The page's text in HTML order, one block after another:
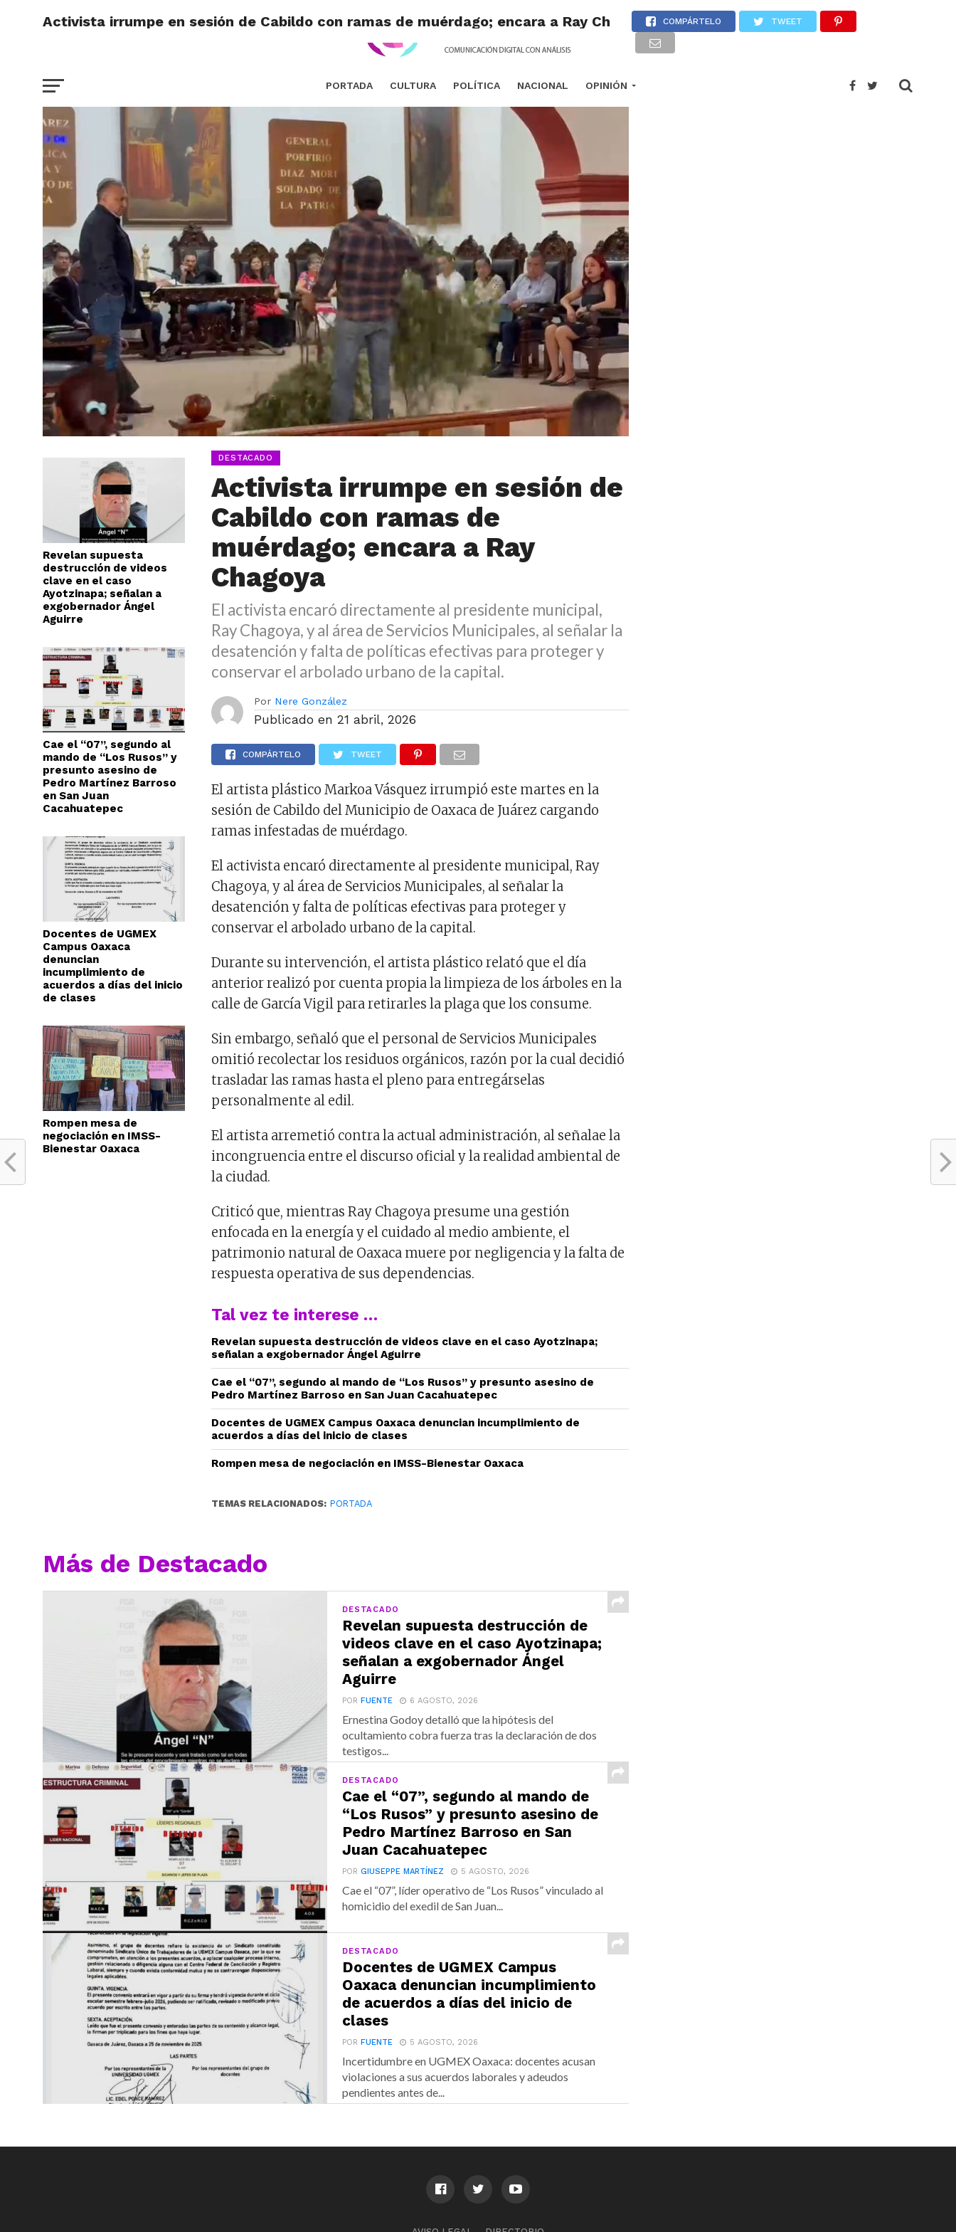
PORTADA CULTURA POLÍTICA NACIONAL OPINIÓN
Activista irrumpe en sesión de Cabildo con ramas de muérdago; encara a Ray Chagoya COMPÁRTELO TWEET
Revelan supuesta
destrucción de videos
clave en el caso
Ayotzinapa; señalan a
exgobernador Ángel
Aguirre
Cae el “07”, segundo al
mando de “Los Rusos” y
presunto asesino de
Pedro Martínez Barroso
en San Juan
Cacahuatepec
Docentes de UGMEX
Campus Oaxaca
denuncian
incumplimiento de
acuerdos a días del inicio
de clases
Rompen mesa de
negociación en IMSS-
Bienestar Oaxaca
DESTACADO
Activista irrumpe en sesión de
Cabildo con ramas de
muérdago; encara a Ray
Chagoya
El activista encaró directamente al presidente municipal,
Ray Chagoya, y al área de Servicios Municipales, al señalar la
desatención y falta de políticas efectivas para proteger y
conservar el arbolado urbano de la capital.
Por Nere González
Publicado en 21 abril, 2026
COMPÁRTELO TWEET
El artista plástico Markoa Vásquez irrumpió este martes en la
sesión de Cabildo del Municipio de Oaxaca de Juárez cargando
ramas infestadas de muérdago.
El activista encaró directamente al presidente municipal, Ray
Chagoya, y al área de Servicios Municipales, al señalar la
desatención y falta de políticas efectivas para proteger y
conservar el arbolado urbano de la capital.
Durante su intervención, el artista plástico relató que el día
anterior realizó por cuenta propia la limpieza de los árboles en la
calle de García Vigil para retirarles la plaga que los consume.
Sin embargo, señaló que el personal de Servicios Municipales
omitió recolectar los residuos orgánicos, razón por la cual decidió
trasladar las ramas hasta el pleno para entregárselas
personalmente al edil.
El artista arremetió contra la actual administración, al señalae la
incongruencia entre el discurso oficial y la realidad ambiental de
la ciudad.
Criticó que, mientras Ray Chagoya presume una gestión
enfocada en la energía y el cuidado al medio ambiente, el
patrimonio natural de Oaxaca muere por negligencia y la falta de
respuesta operativa de sus dependencias.
Tal vez te interese …
Revelan supuesta destrucción de videos clave en el caso Ayotzinapa;
señalan a exgobernador Ángel Aguirre
Cae el “07”, segundo al mando de “Los Rusos” y presunto asesino de
Pedro Martínez Barroso en San Juan Cacahuatepec
Docentes de UGMEX Campus Oaxaca denuncian incumplimiento de
acuerdos a días del inicio de clases
Rompen mesa de negociación en IMSS-Bienestar Oaxaca
TEMAS RELACIONADOS: PORTADA
Más de Destacado
DESTACADO
Revelan supuesta destrucción de
videos clave en el caso Ayotzinapa;
señalan a exgobernador Ángel
Aguirre
POR FUENTE 6 AGOSTO, 2026
Ernestina Godoy detalló que la hipótesis del
ocultamiento cobra fuerza tras la declaración de dos
testigos...
DESTACADO
Cae el “07”, segundo al mando de
“Los Rusos” y presunto asesino de
Pedro Martínez Barroso en San
Juan Cacahuatepec
PORGIUSEPPE MARTÍNEZ 5 AGOSTO, 2026
Cae el “07”, líder operativo de “Los Rusos” vinculado al
homicidio del exedil de San Juan...
DESTACADO
Docentes de UGMEX Campus
Oaxaca denuncian incumplimiento
de acuerdos a días del inicio de
clases
POR FUENTE 5 AGOSTO, 2026
Incertidumbre en UGMEX Oaxaca: docentes acusan
violaciones a sus acuerdos laborales y adeudos
pendientes antes de...